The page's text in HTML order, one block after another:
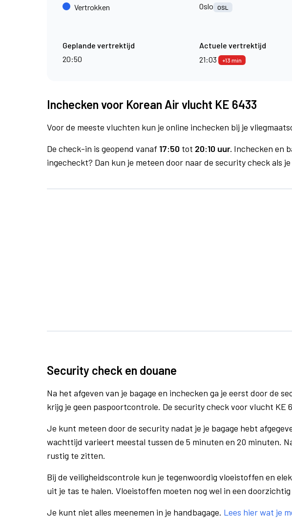
Vertrokken
Oslo
OSL
Geplande vertrektijd
20:50
Actuele vertrektijd
21:03
+13 min
Inchecken voor Korean Air vlucht KE 6433
Voor de meeste vluchten kun je online inchecken bij je
De check-in is geopend vanaf 17:50 tot 20:10 uur. Inchecken en
ingecheckt? Dan kun je meteen door naar de security check als
Security check en douane
Na het afgeven van je bagage en inchecken ga je eerst door de
krijg je geen paspoortcontrole. De security check voor vlucht KE
Je kunt meteen door de security nadat je je bagage hebt
wachttijd varieert meestal tussen de 5 minuten en 20 minuten.
rustig te zitten.
Bij de veiligheidscontrole kun je tegenwoordig vloeistoffen en
uit je tas te halen. Vloeistoffen moeten nog wel in een
Je kunt niet alles meenemen in je handbagage. Lees hier wat je